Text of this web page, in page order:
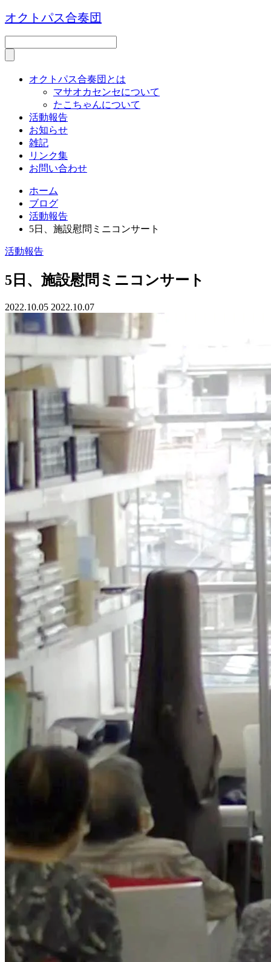
オクトパス合奏団
オクトパス合奏団とは
マサオカセンセについて
たこちゃんについて
活動報告
お知らせ
雑記
リンク集
お問い合わせ
ホーム
ブログ
活動報告
5日、施設慰問ミニコンサート
活動報告
5日、施設慰問ミニコンサート
2022.10.05 2022.10.07